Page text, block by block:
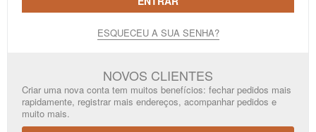
ESQUECEU A SUA SENHA?
NOVOS CLIENTES
Criar uma nova conta tem muitos benefícios: fechar pedidos mais
rapidamente, registrar mais endereços, acompanhar pedidos e
muito mais.